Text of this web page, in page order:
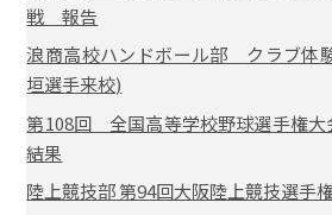
戦 報告
浪商高校ハンドボール部 クラブ
垣選手来校)
第108回 全国高等学校野球選手権
結果
陸上競技部 第94回大阪陸上競技選手